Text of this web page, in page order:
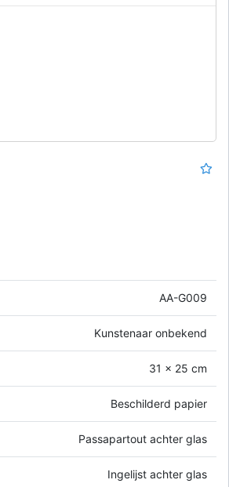
AA-G009
Kunstenaar onbekend
31 x 25 cm
Beschilderd papier
Passapartout achter glas
Ingelijst achter glas